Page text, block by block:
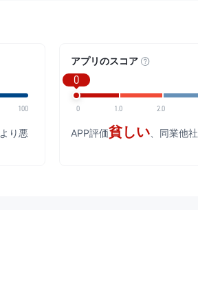
100
より悪
アプリのスコア
0
0 1.0 2.0
APP評価貧しい 、同業他社